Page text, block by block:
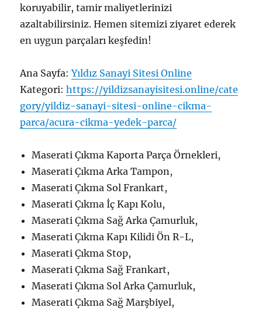
koruyabilir, tamir maliyetlerinizi
azaltabilirsiniz. Hemen sitemizi ziyaret ederek
en uygun parçaları keşfedin!
Ana Sayfa:Yıldız Sanayi Sitesi Online
Kategori:https://yildizsanayisitesi.online/cate
gory/yildiz-sanayi-sitesi-online-cikma-
parca/acura-cikma-yedek-parca/
Maserati Çıkma Kaporta Parça Örnekleri,
Maserati Çıkma Arka Tampon,
Maserati Çıkma Sol Frankart,
Maserati Çıkma İç Kapı Kolu,
Maserati Çıkma Sağ Arka Çamurluk,
Maserati Çıkma Kapı Kilidi Ön R-L,
Maserati Çıkma Stop,
Maserati Çıkma Sağ Frankart,
Maserati Çıkma Sol Arka Çamurluk,
Maserati Çıkma Sağ Marşbiyel,